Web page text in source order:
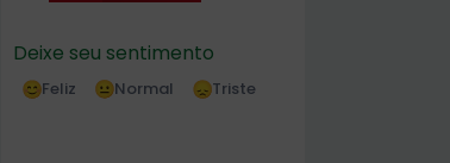
Deixe seu sentimento
Feliz Normal Triste